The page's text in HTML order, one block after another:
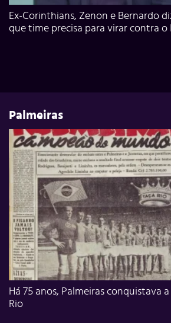
Ex-Corinthians, Zenon e Bernardo
que time precisa para virar contra o
Palmeiras
Há 75 anos, Palmeiras conquistava
Rio